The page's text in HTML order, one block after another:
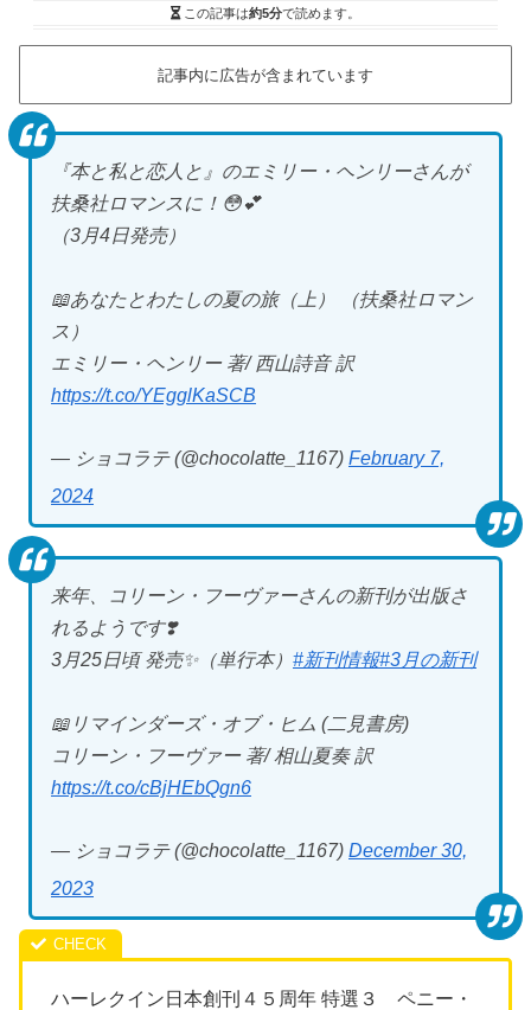
この記事は約5分で読めます。
記事内に広告が含まれています
『本と私と恋人と』のエミリー・ヘンリーさんが
扶桑社ロマンスに！😳💕
（3月4日発売）
📖あなたとわたしの夏の旅（上） （扶桑社ロマン
ス）
エミリー・ヘンリー 著/ 西山詩音 訳
https://t.co/YEgglKaSCB
— ショコラテ (@chocolatte_1167) February 7,
2024
来年、コリーン・フーヴァーさんの新刊が出版さ
れるようです❣️
3月25日頃 発売✨（単行本） #新刊情報#3月の新刊
📖リマインダーズ・オブ・ヒム (二見書房)
コリーン・フーヴァー 著/ 相山夏奏 訳
https://t.co/cBjHEbQgn6
— ショコラテ (@chocolatte_1167) December 30,
2023
ハーレクイン日本創刊４５周年 特選３ ペニー・